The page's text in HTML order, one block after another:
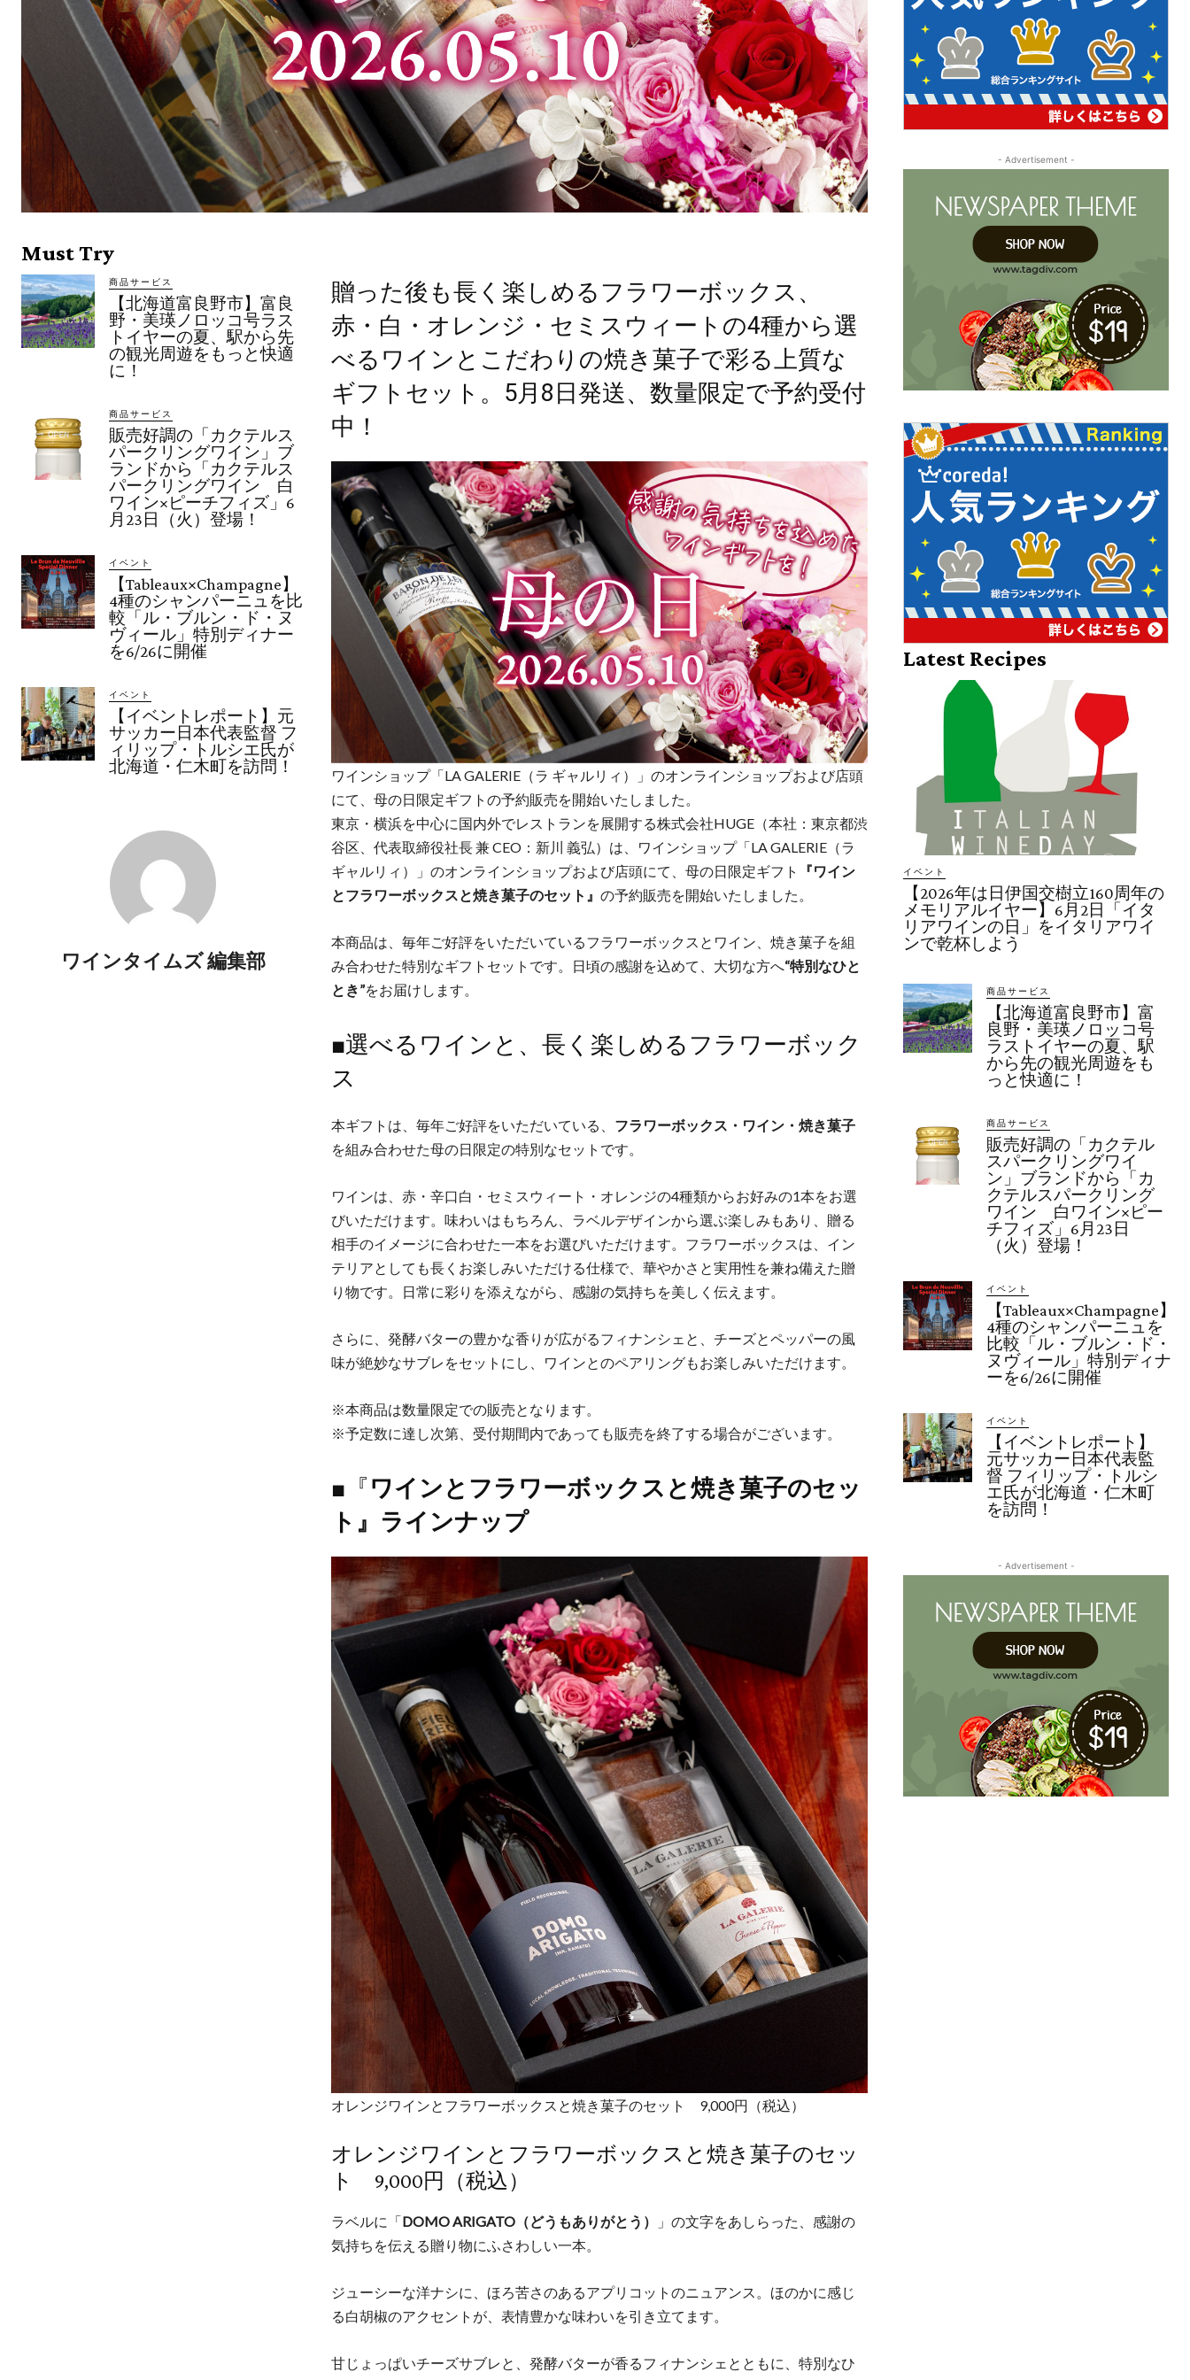
Must Try
商品サービス
【北海道富良野市】富良
野・美瑛ノロッコ号ラス
トイヤーの夏、駅から先
の観光周遊をもっと快適
に！
商品サービス
販売好調の「カクテルス
パークリングワイン」ブ
ランドから「カクテルス
パークリングワイン 白
ワイン×ピーチフィズ」6
月23日（火）登場！
イベント
【Tableaux×Champagne】
4種のシャンパーニュを比
較「ル・ブルン・ド・ヌ
ヴィール」特別ディナー
を6/26に開催
イベント
【イベントレポート】元
サッカー日本代表監督 フ
ィリップ・トルシエ氏が
北海道・仁木町を訪問！
ワインタイムズ 編集部
贈った後も長く楽しめるフラワーボックス、
赤・白・オレンジ・セミスウィートの4種から選
べるワインとこだわりの焼き菓子で彩る上質な
ギフトセット。5月8日発送、数量限定で予約受付
中！
ワインショップ「LA GALERIE（ラ ギャルリィ）」のオンラインショップおよび店頭
にて、母の日限定ギフトの予約販売を開始いたしました。
東京・横浜を中心に国内外でレストランを展開する株式会社HUGE（本社：東京都渋
谷区、代表取締役社長 兼 CEO：新川 義弘）は、ワインショップ「LA GALERIE（ラ
ギャルリィ）」のオンラインショップおよび店頭にて、母の日限定ギフト
『ワイン
とフラワーボックスと焼き菓子のセット』 の予約販売を開始いたしました。
本商品は、毎年ご好評をいただいているフラワーボックスとワイン、焼き菓子を組
み合わせた特別なギフトセットです。日頃の感謝を込めて、大切な方へ“特別なひと
とき”をお届けします。
■選べるワインと、長く楽しめるフラワーボック
ス
本ギフトは、毎年ご好評をいただいている、 フラワーボックス・ワイン・焼き菓子
を組み合わせた母の日限定の特別なセットです。
ワインは、赤・辛口白・セミスウィート・オレンジの4種類からお好みの1本をお選
びいただけます。味わいはもちろん、ラベルデザインから選ぶ楽しみもあり、贈る
相手のイメージに合わせた一本をお選びいただけます。フラワーボックスは、イン
テリアとしても長くお楽しみいただける仕様で、華やかさと実用性を兼ね備えた贈
り物です。日常に彩りを添えながら、感謝の気持ちを美しく伝えます。
さらに、発酵バターの豊かな香りが広がるフィナンシェと、チーズとペッパーの風
味が絶妙なサブレをセットにし、ワインとのペアリングもお楽しみいただけます。
※本商品は数量限定での販売となります。
※予定数に達し次第、受付期間内であっても販売を終了する場合がございます。
■『ワインとフラワーボックスと焼き菓子のセッ
ト』ラインナップ
オレンジワインとフラワーボックスと焼き菓子のセット 9,000円（税込）
オレンジワインとフラワーボックスと焼き菓子のセッ
ト 9,000円（税込）
ラベルに「DOMO ARIGATO（どうもありがとう）
」の文字をあしらった、感謝の
気持ちを伝える贈り物にふさわしい一本。
ジューシーな洋ナシに、ほろ苦さのあるアプリコットのニュアンス。ほのかに感じ
る白胡椒のアクセントが、表情豊かな味わいを引き立てます。
甘じょっぱいチーズサブレと、発酵バターが香るフィナンシェとともに、特別なひ
- Advertisement -
Latest Recipes
イベント
【2026年は日伊国交樹立160周年の
メモリアルイヤー】6月2日「イタ
リアワインの日」をイタリアワイ
ンで乾杯しよう
商品サービス
【北海道富良野市】富
良野・美瑛ノロッコ号
ラストイヤーの夏、駅
から先の観光周遊をも
っと快適に！
商品サービス
販売好調の「カクテル
スパークリングワイ
ン」ブランドから「カ
クテルスパークリング
ワイン 白ワイン×ピー
チフィズ」6月23日
（火）登場！
イベント
【Tableaux×Champagne】
4種のシャンパーニュを
比較「ル・ブルン・ド・
ヌヴィール」特別ディナ
ーを6/26に開催
イベント
【イベントレポート】
元サッカー日本代表監
督 フィリップ・トルシ
エ氏が北海道・仁木町
を訪問！
- Advertisement -